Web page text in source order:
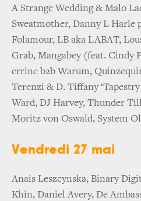
A Strange Wedding & Malo
Sweatmother, Danny L Harle
Folamour, LB aka LABAT,
Grab, Mangabey (feat. Cindy
errine b2b Warum,
Terenzi & D. Tiffany ‘Tapestry
Ward, DJ Harvey, Thunder
Moritz von Oswald, System
Vendredi 27 mai
Anais Leszcynska, Binary
Khin, Daniel Avery, De